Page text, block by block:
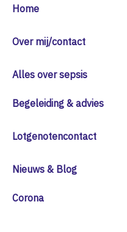
Home
Over mij/contact
Alles over sepsis
Begeleiding & advies
Lotgenotencontact
Nieuws & Blog
Corona